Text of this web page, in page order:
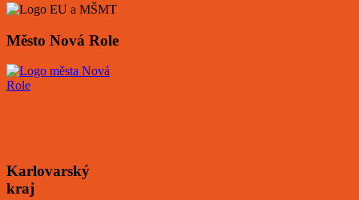
Město Nová Role
Karlovarský
kraj